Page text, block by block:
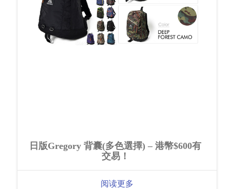
日版Gregory 背囊(多色選擇) – 港幣$600有
交易！
阅读更多